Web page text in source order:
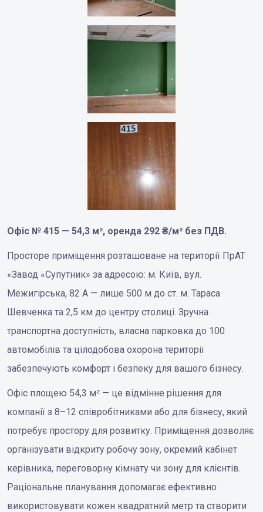
Офіс № 415 — 54,3 м², оренда 292 ₴/м² без ПДВ.
Просторе приміщення розташоване на території ПрАТ
«Завод «Супутник» за адресою: м. Київ, вул.
Межигірська, 82 А — лише 500 м до ст. м. Тараса
Шевченка та 2,5 км до центру столиці. Зручна
транспортна доступність, власна парковка до 100
автомобілів та цілодобова охорона території
забезпечують комфорт і безпеку для вашого бізнесу.
Офіс площею 54,3 м² — це відмінне рішення для
компанії з 8–12 співробітниками або для бізнесу, який
потребує простору для розвитку. Приміщення дозволяє
організувати відкриту робочу зону, окремий кабінет
керівника, переговорну кімнату чи зону для клієнтів.
Раціональне планування допомагає ефективно
використовувати кожен квадратний метр та створити